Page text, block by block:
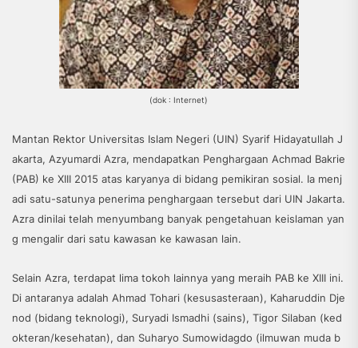
(dok : Internet)
Mantan Rektor Universitas Islam Negeri (UIN) Syarif Hidayatullah J
akarta, Azyumardi Azra, mendapatkan Penghargaan Achmad Bakrie
(PAB) ke XIII 2015 atas karyanya di bidang pemikiran sosial. Ia menj
adi satu-satunya penerima penghargaan tersebut dari UIN Jakarta.
Azra dinilai telah menyumbang banyak pengetahuan keislaman yan
g mengalir dari satu kawasan ke kawasan lain.
Selain Azra, terdapat lima tokoh lainnya yang meraih PAB ke XIII ini.
Di antaranya adalah Ahmad Tohari (kesusasteraan), Kaharuddin Dje
nod (bidang teknologi), Suryadi Ismadhi (sains), Tigor Silaban (ked
okteran/kesehatan), dan Suharyo Sumowidagdo (ilmuwan muda b